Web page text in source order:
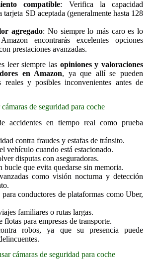
compatible: Verifica la capacidad
tarjeta SD aceptada (generalmente hasta 128
agregado: No siempre lo más caro es lo
encontrarás excelentes opciones
prestaciones avanzadas.
leer siempre las opiniones y valoraciones
en Amazon, ya que allí se pueden
reales y posibles inconvenientes antes de
de seguridad para coche
accidentes en tiempo real como prueba
contra fraudes y estafas de tránsito.
vehículo cuando está estacionado.
disputas con aseguradoras.
bucle que evita quedarse sin memoria.
como visión nocturna y detección
conductores de plataformas como Uber,
familiares o rutas largas.
flotas para empresas de transporte.
robos, ya que su presencia puede
cámaras de seguridad para coche